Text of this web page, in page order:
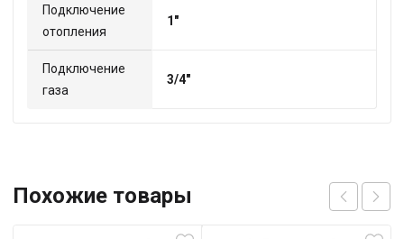
Подключение
отопления
1"
Подключение
газа
3/4"
Похожие товары